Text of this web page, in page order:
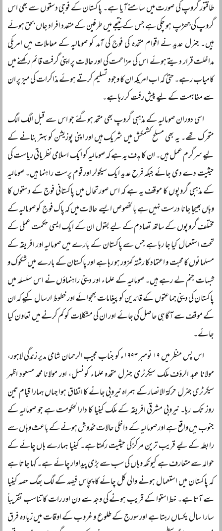
طاقتور گروپ کی صورت میں سامنے آیا ہے۔ پاکستان کے فوجی دستوں سے بھی اس
گروپ کی جھڑپ ہو چکی ہے جس کے نتیجے میں طرفین کے متعدد افراد جاں بحق ہوئے
ہیں۔ جنرل عدید نے اقوام متحدہ کی فوج کی آمد کو صومالیہ کے معاملات میں امریکی
مداخلت قرار دیتے ہوئے اس کی مزاحمت کی اور حالات پر اپنی گرفت قائم رکھنے میں
کامیاب رہے۔ حتیٰ کہ اب امریکہ ان کا وجود تسلیم کرتے ہوئے مذاکرات کی میز پر ان
سے مفاہمت کے لیے پیش رفت کر رہا ہے۔
اسی دوران صومالیہ کے مذہبی گروپ بھی متحد ہوگئے جو اس سے قبل الگ الگ
متحرک تھے۔ یہ بھی مسلح کشمکش میں شریک ہیں اور اپنی پوزیشن کو بہتر بنانے کے
لیے سرگرم عمل ہیں۔ ان کا ہدف یہ ہے کہ صومالیہ کو ایک اسلامی نظریاتی ریاست کی
حیثیت دے دی جائے جبکہ فرح عدید ایک سیکولر اور قوم پرست راہنما ہیں۔ صومالیہ
کے مذہبی گروپوں کا موقف یہ ہے کہ اس صورتحال میں پاکستانی فوج کے دستوں کا
وہاں بھیجا جانا درست نہیں ہے بالخصوص ایسے حالات میں کہ پاک فوج کو صومالیہ کے
مختلف گروپوں کے ساتھ تصادم کے لیے بقول ان کے ایک ایسی حکمت عملی کے
تحت استعمال کیا جا رہا ہے جس سے پاکستان کے بارے میں صومالیہ اور افریقہ کے
مسلمانوں کا محبت و اعتماد کا رشتہ کمزور ہو رہا ہے اور پاکستان کے بارے میں شکوک و
شبہات جنم لے رہے ہیں۔ صومالیہ کے علماء اور دینی راہنماؤں نے اس سلسلہ میں
پاکستان کی دینی جماعتوں کے قائدین کو پیغامات بھجوائے اور خطوط ارسال کیے کہ ان
کے موقف سے آگاہی حاصل کی جائے اور ان کی مشکلات کو کم کرنے میں تعاون کیا
جائے۔
اس پس منظر میں ۱۹ نومبر ۱۹۹۳ء کو جناب مجیب الرحمان شامی مدیر زندگی لاہور،
مولانا عبد الرؤف ملک سیکرٹری جنرل متحدہ علماء کونسل، اور مولانا محمد مسعود اظہر
سیکرٹری جنرل حرکۃ الانصار کے ہمراہ نیروبی جانے کا اتفاق ہوا جہاں ہمارا قیام تین
روز تک رہا۔ نیروبی مشرقی افریقہ کے ملک کینیا کا دارالحکومت ہے جو صومالیہ کے
جنوب میں واقع ہے اور صومالیہ کے داخلی حالات مخدوش ہونے کے باعث وہاں سے
رابطہ کے لیے قریب ترین مرکز کی حیثیت رکھتا ہے۔ کینیا ہمارے ہاں چائے کے
حوالہ سے متعارف ہے کیونکہ وہاں کی سب سے بڑی پیداوار چائے ہے۔ کہا جاتا ہے
کہ پاکستان میں استعمال ہونے والی کل چائے کا پچاس فیصد کے لگ بھگ حصہ کینیا
سے آتا ہے۔ خط استوا کے قریب ہونے کی وجہ سے دن اور رات کا تناسب تقریباً
سارا سال یکساں رہتا ہے اور سورج کے طلوع و غروب کے اوقات میں زیادہ فرق